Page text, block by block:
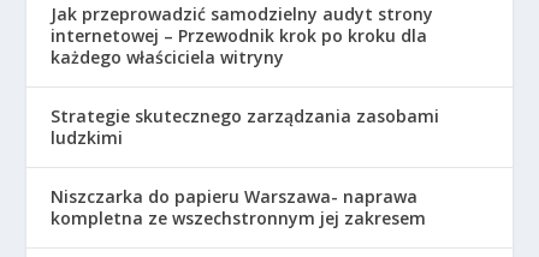
Jak przeprowadzić samodzielny audyt strony
internetowej – Przewodnik krok po kroku dla
każdego właściciela witryny
Strategie skutecznego zarządzania zasobami
ludzkimi
Niszczarka do papieru Warszawa- naprawa
kompletna ze wszechstronnym jej zakresem